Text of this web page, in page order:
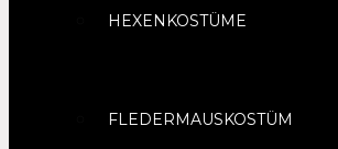
HEXENKOSTÜME
FLEDERMAUSKOSTÜM